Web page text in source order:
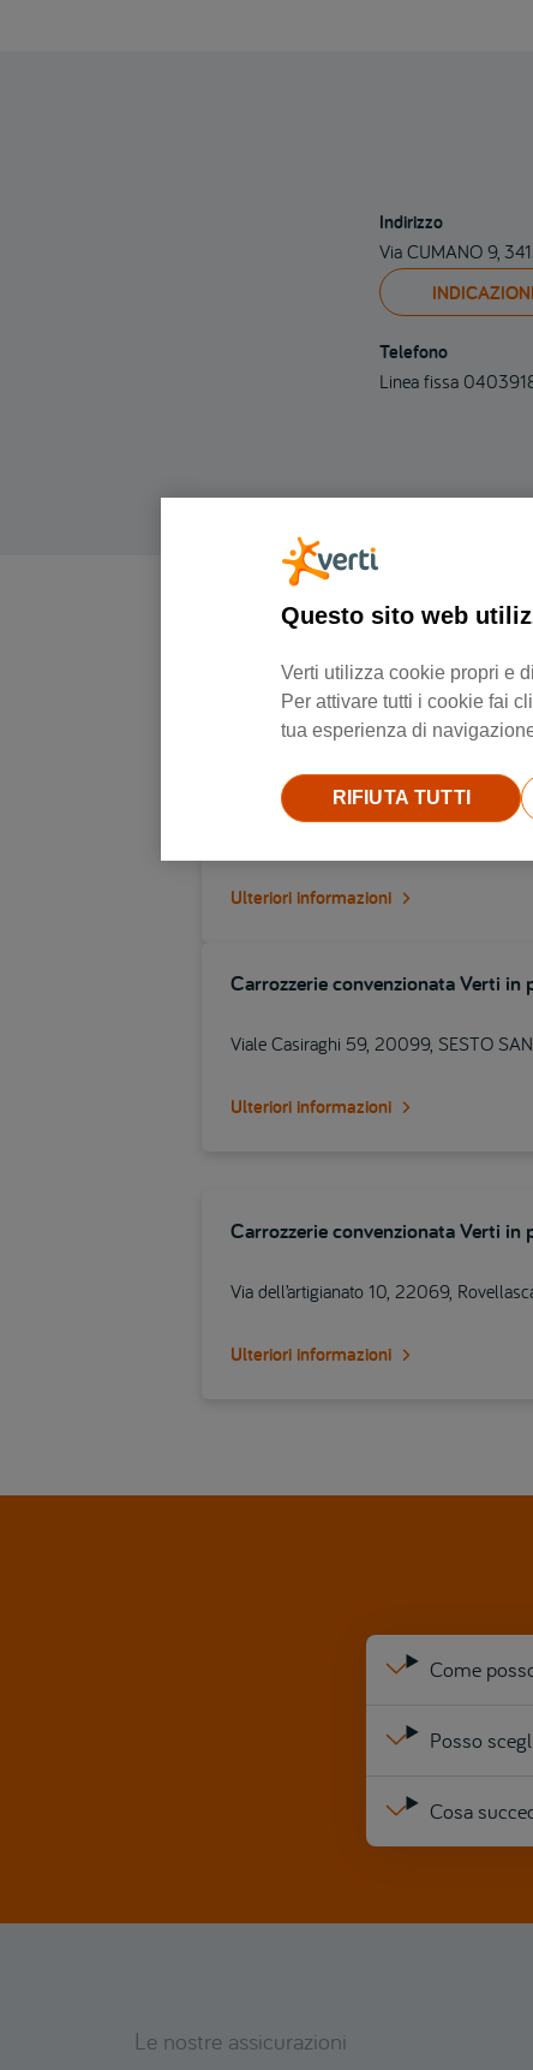
Indirizzo
Via CUMANO 9,
INDICAZIONI
Telefono
Linea fissa
Carrozzerie convenzionata Verti
Ulteriori informazioni
Carrozzerie convenzionata Verti in
Viale Casiraghi 59, 20099, SESTO
Ulteriori informazioni
Carrozzerie convenzionata Verti in
Via dell’artigianato 10, 22069,
Ulteriori informazioni
Come
Posso
Cosa
Le nostre assicurazioni
Questo sito web
Verti utilizza cookie propri e
Per attivare tutti i cookie fai
tua esperienza di
RIFIUTA TUTTI